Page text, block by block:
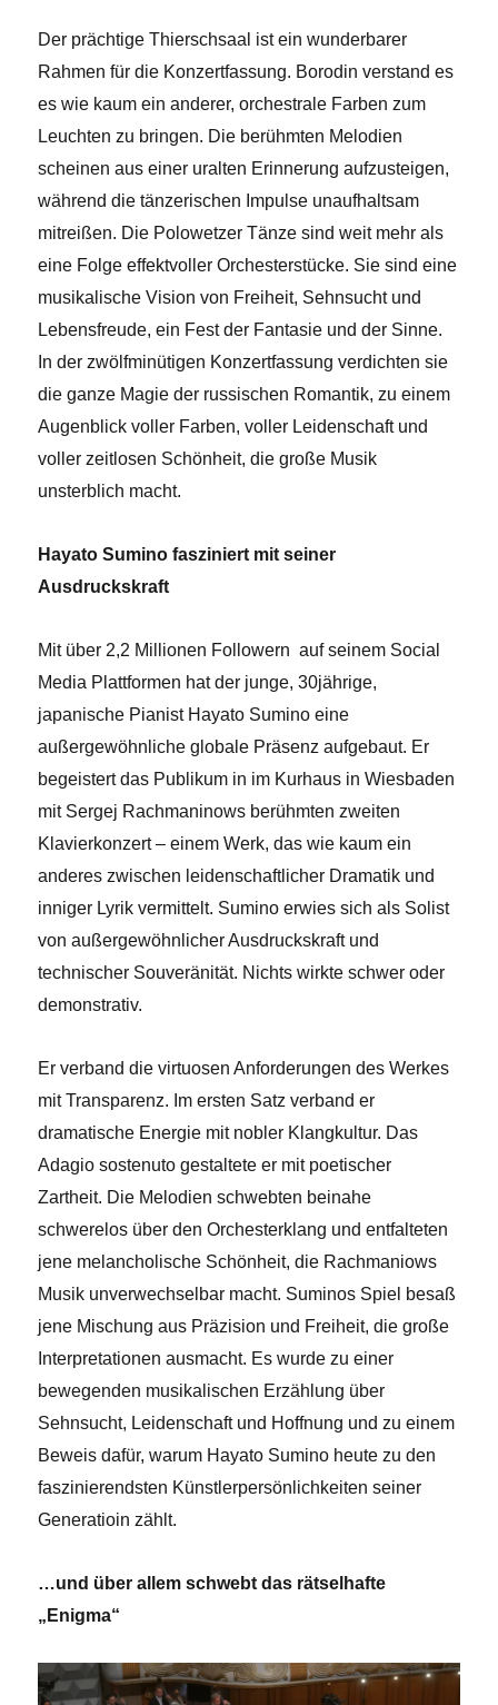
Der prächtige Thierschsaal ist ein wunderbarer
Rahmen für die Konzertfassung. Borodin verstand es
es wie kaum ein anderer, orchestrale Farben zum
Leuchten zu bringen. Die berühmten Melodien
scheinen aus einer uralten Erinnerung aufzusteigen,
während die tänzerischen Impulse unaufhaltsam
mitreißen. Die Polowetzer Tänze sind weit mehr als
eine Folge effektvoller Orchesterstücke. Sie sind eine
musikalische Vision von Freiheit, Sehnsucht und
Lebensfreude, ein Fest der Fantasie und der Sinne.
In der zwölfminütigen Konzertfassung verdichten sie
die ganze Magie der russischen Romantik, zu einem
Augenblick voller Farben, voller Leidenschaft und
voller zeitlosen Schönheit, die große Musik
unsterblich macht.
Hayato Sumino fasziniert mit seiner
Ausdruckskraft
Mit über 2,2 Millionen Followern auf seinem Social
Media Plattformen hat der junge, 30jährige,
japanische Pianist Hayato Sumino eine
außergewöhnliche globale Präsenz aufgebaut. Er
begeistert das Publikum in im Kurhaus in Wiesbaden
mit Sergej Rachmaninows berühmten zweiten
Klavierkonzert – einem Werk, das wie kaum ein
anderes zwischen leidenschaftlicher Dramatik und
inniger Lyrik vermittelt. Sumino erwies sich als Solist
von außergewöhnlicher Ausdruckskraft und
technischer Souveränität. Nichts wirkte schwer oder
demonstrativ.
Er verband die virtuosen Anforderungen des Werkes
mit Transparenz. Im ersten Satz verband er
dramatische Energie mit nobler Klangkultur. Das
Adagio sostenuto gestaltete er mit poetischer
Zartheit. Die Melodien schwebten beinahe
schwerelos über den Orchesterklang und entfalteten
jene melancholische Schönheit, die Rachmaniows
Musik unverwechselbar macht. Suminos Spiel besaß
jene Mischung aus Präzision und Freiheit, die große
Interpretationen ausmacht. Es wurde zu einer
bewegenden musikalischen Erzählung über
Sehnsucht, Leidenschaft und Hoffnung und zu einem
Beweis dafür, warum Hayato Sumino heute zu den
faszinierendsten Künstlerpersönlichkeiten seiner
Generatioin zählt.
…und über allem schwebt das rätselhafte
„Enigma“